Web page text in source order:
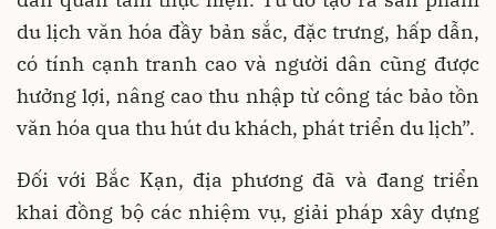
du lịch văn hóa đầy bản sắc, đặc trưng, hấp dẫn,
có tính cạnh tranh cao và người dân cũng được
hưởng lợi, nâng cao thu nhập từ công tác bảo tồn
văn hóa qua thu hút du khách, phát triển du lịch”.
Đối với Bắc Kạn, địa phương đã và đang triển
khai đồng bộ các nhiệm vụ, giải pháp xây dựng